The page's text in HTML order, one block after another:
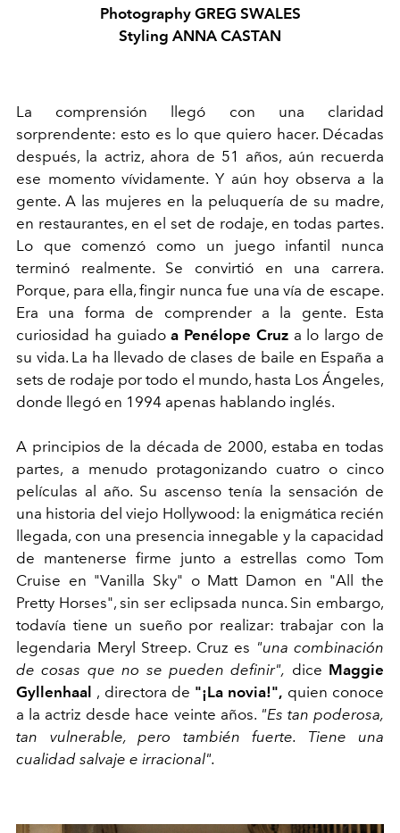
Photography GREG SWALES
Styling ANNA CASTAN
La comprensión llegó con una claridad
sorprendente: esto es lo que quiero hacer. Décadas
después, la actriz, ahora de 51 años, aún recuerda
ese momento vívidamente. Y aún hoy observa a la
gente. A las mujeres en la peluquería de su madre,
en restaurantes, en el set de rodaje, en todas partes.
Lo que comenzó como un juego infantil nunca
terminó realmente. Se convirtió en una carrera.
Porque, para ella, fingir nunca fue una vía de escape.
Era una forma de comprender a la gente. Esta
curiosidad ha guiadoa Penélope Cruza lo largo de
su vida. La ha llevado de clases de baile en España a
sets de rodaje por todo el mundo, hasta Los Ángeles,
donde llegó en 1994 apenas hablando inglés.
A principios de la década de 2000, estaba en todas
partes, a menudo protagonizando cuatro o cinco
películas al año. Su ascenso tenía la sensación de
una historia del viejo Hollywood: la enigmática recién
llegada, con una presencia innegable y la capacidad
de mantenerse firme junto a estrellas como Tom
Cruise en "Vanilla Sky" o Matt Damon en "All the
Pretty Horses", sin ser eclipsada nunca. Sin embargo,
todavía tiene un sueño por realizar: trabajar con la
legendaria Meryl Streep. Cruz es "una combinación
de cosas que no se pueden definir", dice Maggie
Gyllenhaal , directora de "¡La novia!", quien conoce
a la actriz desde hace veinte años. "Es tan poderosa,
tan vulnerable, pero también fuerte. Tiene una
cualidad salvaje e irracional".